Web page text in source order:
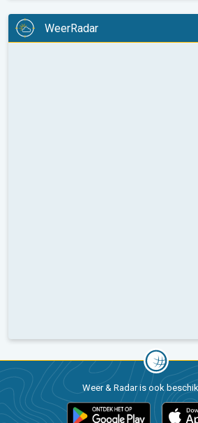
WeerRadar
Weer & Radar is ook